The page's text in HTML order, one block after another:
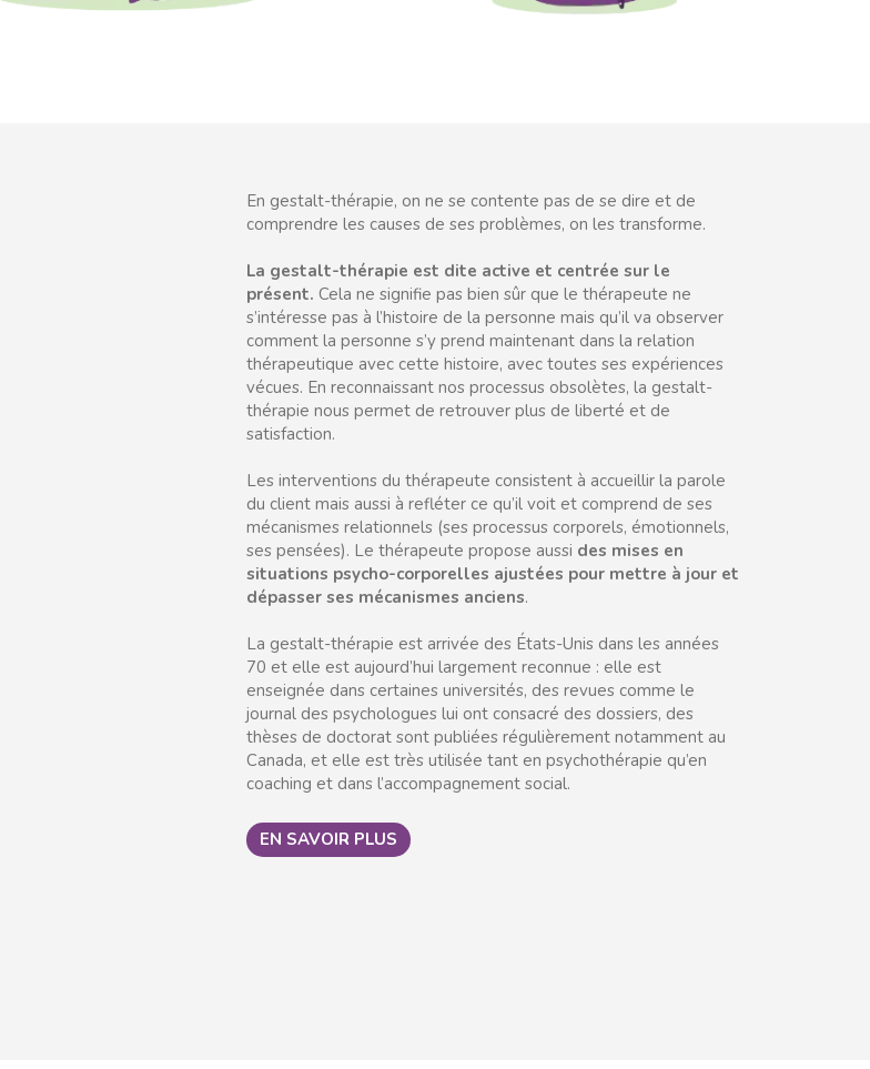
En gestalt-thérapie, on ne se contente pas de se dire et de
comprendre les causes de ses problèmes, on les transforme.
La gestalt-thérapie est dite active et centrée sur le
présent. Cela ne signifie pas bien sûr que le thérapeute ne
s’intéresse pas à l’histoire de la personne mais qu’il va observer
comment la personne s’y prend maintenant dans la relation
thérapeutique avec cette histoire, avec toutes ses expériences
vécues. En reconnaissant nos processus obsolètes, la gestalt-
thérapie nous permet de retrouver plus de liberté et de
satisfaction.
Les interventions du thérapeute consistent à accueillir la parole
du client mais aussi à refléter ce qu’il voit et comprend de ses
mécanismes relationnels (ses processus corporels, émotionnels,
ses pensées). Le thérapeute propose aussi des mises en
situations psycho-corporelles ajustées pour mettre à jour et
dépasser ses mécanismes anciens.
La gestalt-thérapie est arrivée des États-Unis dans les années
70 et elle est aujourd’hui largement reconnue : elle est
enseignée dans certaines universités, des revues comme le
journal des psychologues lui ont consacré des dossiers, des
thèses de doctorat sont publiées régulièrement notamment au
Canada, et elle est très utilisée tant en psychothérapie qu’en
coaching et dans l’accompagnement social.
EN SAVOIR PLUS